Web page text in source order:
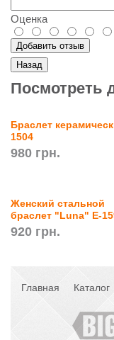
Оценка
Посмотреть
Браслет
1504
980 грн.
Женский стальной
браслет "Luna" E-
920 грн.
Главная Каталог